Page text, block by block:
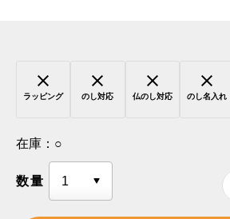
ラッピング のし対応 仏のし対応 のし名入れ
在庫： ○
数量